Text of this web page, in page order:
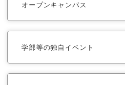
オープンキャンパス
学部等の独自イベント